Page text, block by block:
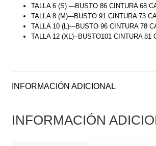
TALLA 6 (S) ---BUSTO 86 CINTURA 68
TALLA 8 (M)---BUSTO 91 CINTURA 73
TALLA 10 (L)---BUSTO 96 CINTURA 78
TALLA 12 (XL)--BUSTO101 CINTURA 81
INFORMACIÓN ADICIONAL
INFORMACIÓN